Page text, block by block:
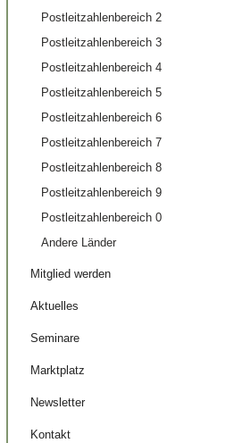
Postleitzahlenbereich 2
Postleitzahlenbereich 3
Postleitzahlenbereich 4
Postleitzahlenbereich 5
Postleitzahlenbereich 6
Postleitzahlenbereich 7
Postleitzahlenbereich 8
Postleitzahlenbereich 9
Postleitzahlenbereich 0
Andere Länder
Mitglied werden
Aktuelles
Seminare
Marktplatz
Newsletter
Kontakt